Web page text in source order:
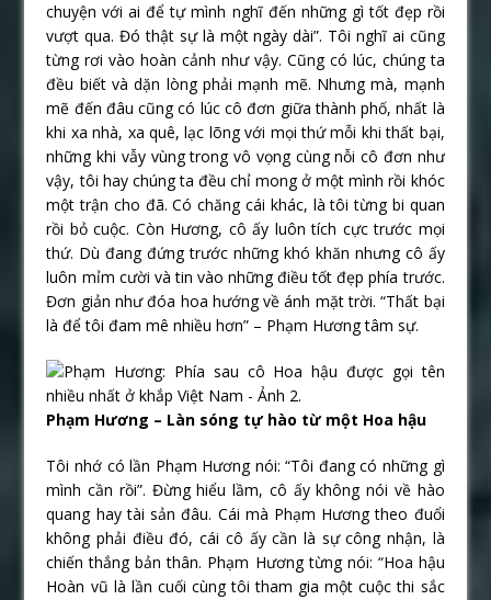
chuyện với ai để tự mình nghĩ đến những gì tốt đẹp rồi
vượt qua. Đó thật sự là một ngày dài”. Tôi nghĩ ai cũng
từng rơi vào hoàn cảnh như vậy. Cũng có lúc, chúng ta
đều biết và dặn lòng phải mạnh mẽ. Nhưng mà, mạnh
mẽ đến đâu cũng có lúc cô đơn giữa thành phố, nhất là
khi xa nhà, xa quê, lạc lõng với mọi thứ mỗi khi thất bại,
những khi vẫy vùng trong vô vọng cùng nỗi cô đơn như
vậy, tôi hay chúng ta đều chỉ mong ở một mình rồi khóc
một trận cho đã. Có chăng cái khác, là tôi từng bi quan
rồi bỏ cuộc. Còn Hương, cô ấy luôn tích cực trước mọi
thứ. Dù đang đứng trước những khó khăn nhưng cô ấy
luôn mỉm cười và tin vào những điều tốt đẹp phía trước.
Đơn giản như đóa hoa hướng về ánh mặt trời. “Thất bại
là để tôi đam mê nhiều hơn” – Phạm Hương tâm sự.
Phạm Hương – Làn sóng tự hào từ một Hoa hậu
Tôi nhớ có lần Phạm Hương nói: “Tôi đang có những gì
mình cần rồi”. Đừng hiểu lầm, cô ấy không nói về hào
quang hay tài sản đâu. Cái mà Phạm Hương theo đuổi
không phải điều đó, cái cô ấy cần là sự công nhận, là
chiến thắng bản thân. Phạm Hương từng nói: “Hoa hậu
Hoàn vũ là lần cuối cùng tôi tham gia một cuộc thi sắc